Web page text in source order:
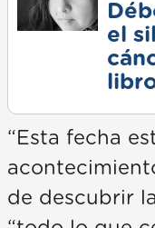
el
“Esta fecha
de descubrir